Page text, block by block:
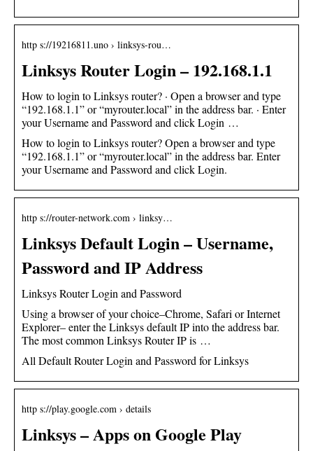
http s://19216811.uno › linksys-rou…
Linksys Router Login – 192.168.1.1
How to login to Linksys router? · Open a browser and type
“192.168.1.1” or “myrouter.local” in the address bar. · Enter
your Username and Password and click Login …
How to login to Linksys router? Open a browser and type
“192.168.1.1” or “myrouter.local” in the address bar. Enter
your Username and Password and click Login.
http s://router-network.com › linksy…
Linksys Default Login – Username,
Password and IP Address
Linksys Router Login and Password
Using a browser of your choice–Chrome, Safari or Internet
Explorer– enter the Linksys default IP into the address bar.
The most common Linksys Router IP is …
All Default Router Login and Password for Linksys
http s://play.google.com › details
Linksys – Apps on Google Play